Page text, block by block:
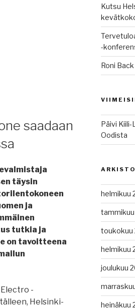
saadaan
täysin
ja
tutkia ja
on tavoitteena
-
Helsinki-
Kutsu
-
Roni
Päivi Kiili-
Oodista
helmikuu
toukokuu
helmikuu
joulukuu
heinäkuu